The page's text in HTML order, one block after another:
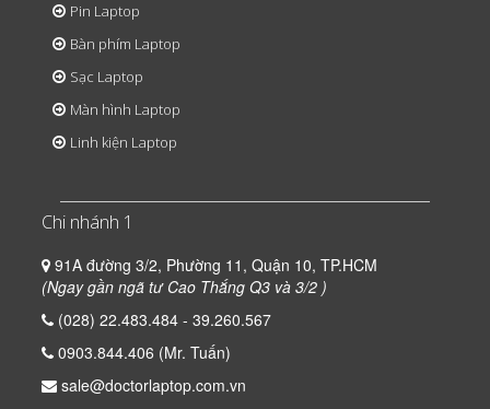
Pin Laptop
Bàn phím Laptop
Sạc Laptop
Màn hình Laptop
Linh kiện Laptop
Chi nhánh 1
91A đường 3/2, Phường 11, Quận 10, TP.HCM
(Ngay gần ngã tư Cao Thắng Q3 và 3/2 )
(028) 22.483.484 - 39.260.567
0903.844.406 (Mr. Tuấn)
sale@doctorlaptop.com.vn